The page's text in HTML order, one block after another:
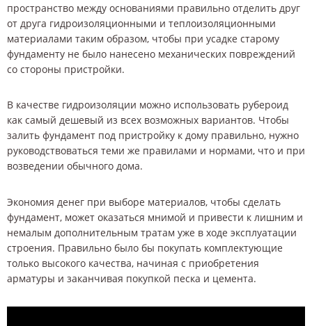
пространство между основаниями правильно отделить друг
от друга гидроизоляционными и теплоизоляционными
материалами таким образом, чтобы при усадке старому
фундаменту не было нанесено механических повреждений
со стороны пристройки.
В качестве гидроизоляции можно использовать рубероид
как самый дешевый из всех возможных вариантов. Чтобы
залить фундамент под пристройку к дому правильно, нужно
руководствоваться теми же правилами и нормами, что и при
возведении обычного дома.
Экономия денег при выборе материалов, чтобы сделать
фундамент, может оказаться мнимой и привести к лишним и
немалым дополнительным тратам уже в ходе эксплуатации
строения. Правильно было бы покупать комплектующие
только высокого качества, начиная с приобретения
арматуры и заканчивая покупкой песка и цемента.